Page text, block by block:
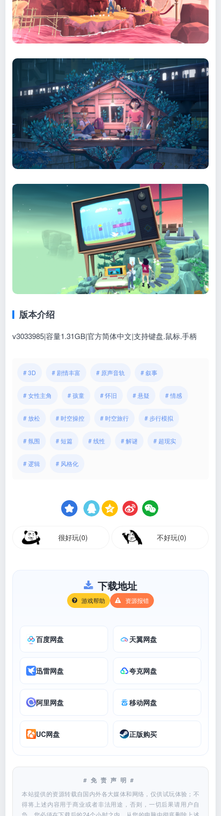
版本介绍
v3033985|容量1.31GB|官方简体中文|支持键盘.鼠标.手柄
# 3D # 剧情丰富 # 原声音轨 # 叙事
# 女性主角 # 孩童 # 怀旧 # 悬疑 # 情感
# 放松 # 时空操控 # 时空旅行 # 步行模拟
# 氛围 # 短篇 # 线性 # 解谜 # 超现实
# 逻辑 # 风格化
很好玩(0) 不好玩(0)
下载地址
游戏帮助 资源报错
百度网盘 天翼网盘
迅雷网盘 夸克网盘
阿里网盘 移动网盘
UC网盘 正版购买
#免责声明#
本站提供的资源转载自国内外各大媒体和网络，仅供试玩体验；不
得将上述内容用于商业或者非法用途，否则，一切后果请用户自